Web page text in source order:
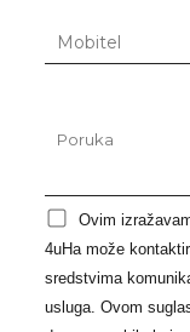
Ovim
4uHa može
sredstvima
usluga. Ovom